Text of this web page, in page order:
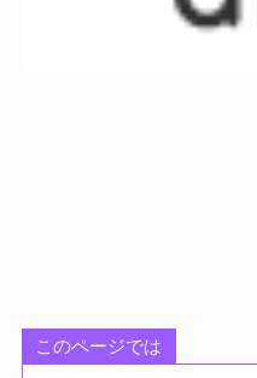
このページでは